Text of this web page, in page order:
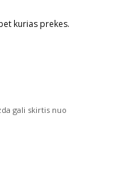
kurias prekes.
gali skirtis nuo